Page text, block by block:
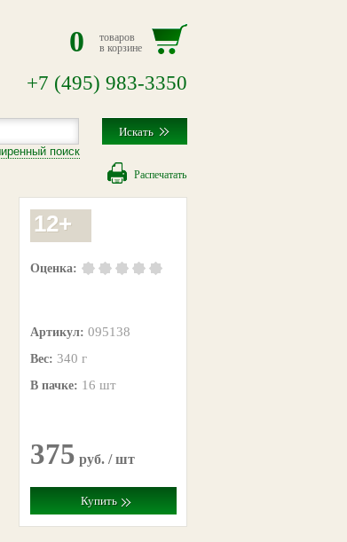
0
товаров
в корзине
+7 (495) 983-3350
поиск
Распечатать
12+
Оценка:
Артикул: 095138
Вес: 340 г
В пачке: 16 шт
375 руб. / шт
Купить